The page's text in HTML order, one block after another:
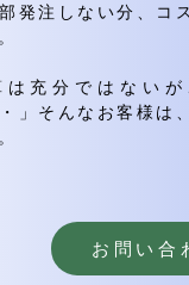
発注しない分、コ
は充分ではない
」そんなお客様は
お問い合